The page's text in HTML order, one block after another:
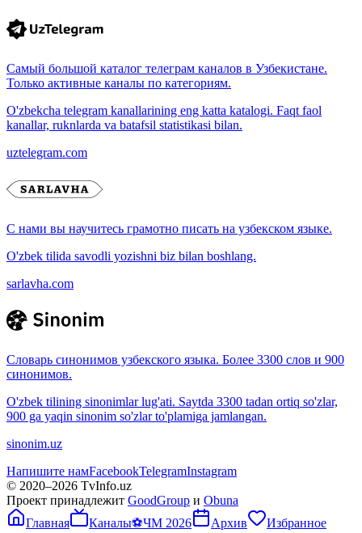
Самый большой каталог телеграм каналов в Узбекистане.
Только активные каналы по категориям.
O'zbekcha telegram kanallarining eng katta katalogi. Faqt faol
kanallar, ruknlarda va batafsil statistikasi bilan.
uztelegram.com
С нами вы научитесь грамотно писать на узбекском языке.
O'zbek tilida savodli yozishni biz bilan boshlang.
sarlavha.com
Словарь синонимов узбекского языка. Более 3300 слов и 900
синонимов.
O'zbek tilining sinonimlar lug'ati. Saytda 3300 tadan ortiq so'zlar,
900 ga yaqin sinonim so'zlar to'plamiga jamlangan.
sinonim.uz
Напишите намFacebookTelegramInstagram
© 2020–2026 TvInfo.uz
Проект принадлежит GoodGroup и Obuna
Главная
Каналы⚽ЧМ 2026 Архив Избранное